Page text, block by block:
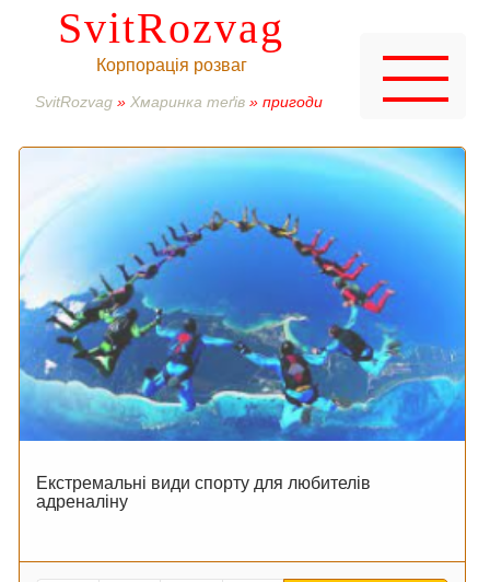
SvitRozvag
Корпорація розваг
SvitRozvag » Хмаринка теґів » пригоди
Екстремальні види спорту для любителів
адреналіну